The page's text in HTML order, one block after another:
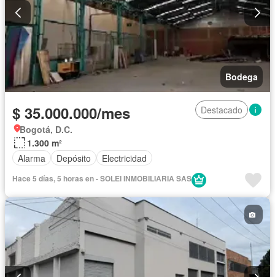
Bodega
$ 35.000.000/mes
Destacado
Bogotá, D.C.
1.300 m²
Alarma
Depósito Electricidad
Hace 5 días, 5 horas en - SOLEI INMOBILIARIA SAS